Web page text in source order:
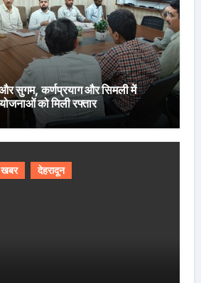
और सुगम, कर्णप्रयाग और सिमली में
को मिली रफ्तार
खबर देहरादून